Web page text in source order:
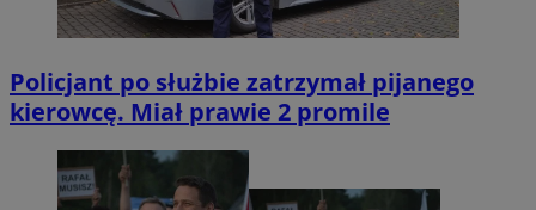
Policjant po służbie zatrzymał pijanego
kierowcę. Miał prawie 2 promile